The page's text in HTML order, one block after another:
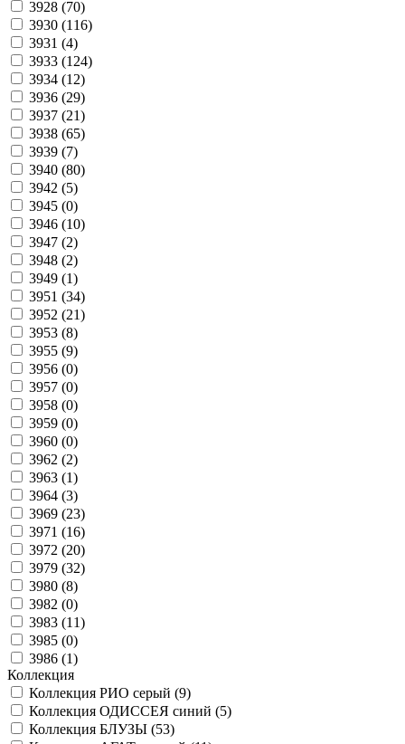
3928 (70)
3930 (116)
3931 (4)
3933 (124)
3934 (12)
3936 (29)
3937 (21)
3938 (65)
3939 (7)
3940 (80)
3942 (5)
3945 (0)
3946 (10)
3947 (2)
3948 (2)
3949 (1)
3951 (34)
3952 (21)
3953 (8)
3955 (9)
3956 (0)
3957 (0)
3958 (0)
3959 (0)
3960 (0)
3962 (2)
3963 (1)
3964 (3)
3969 (23)
3971 (16)
3972 (20)
3979 (32)
3980 (8)
3982 (0)
3983 (11)
3985 (0)
3986 (1)
Коллекция
Коллекция РИО серый (9)
Коллекция ОДИССЕЯ синий (5)
Коллекция БЛУЗЫ (53)